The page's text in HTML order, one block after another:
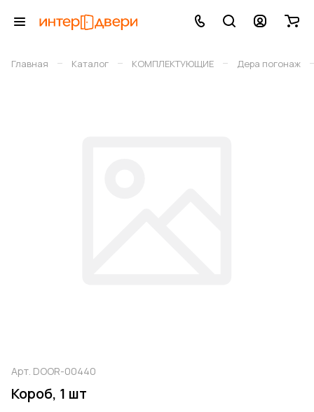
Главная – Каталог – КОМПЛЕКТУЮЩИЕ – Дера погонаж
Арт. DOOR-00440
Короб, 1 шт